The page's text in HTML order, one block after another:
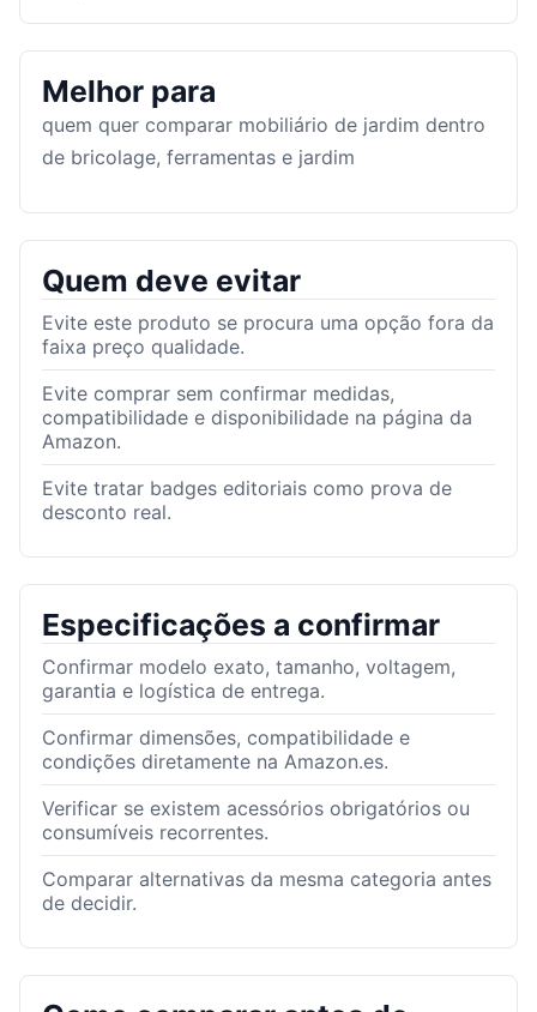
Melhor para
quem quer comparar mobiliário de jardim dentro
de bricolage, ferramentas e jardim
Quem deve evitar
Evite este produto se procura uma opção fora da
faixa preço qualidade.
Evite comprar sem confirmar medidas,
compatibilidade e disponibilidade na página da
Amazon.
Evite tratar badges editoriais como prova de
desconto real.
Especificações a confirmar
Confirmar modelo exato, tamanho, voltagem,
garantia e logística de entrega.
Confirmar dimensões, compatibilidade e
condições diretamente na Amazon.es.
Verificar se existem acessórios obrigatórios ou
consumíveis recorrentes.
Comparar alternativas da mesma categoria antes
de decidir.